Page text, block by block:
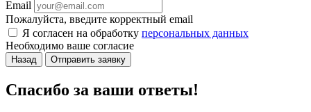
Email
Пожалуйста, введите корректный email
Я согласен на обработку персональных данных
Необходимо ваше согласие
Назад Отправить заявку
Спасибо за ваши ответы!